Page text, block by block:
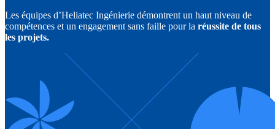
Les équipes d’Heliatec Ingénierie démontrent un haut niveau de
compétences et un engagement sans faille pour la réussite de tous
les projets.